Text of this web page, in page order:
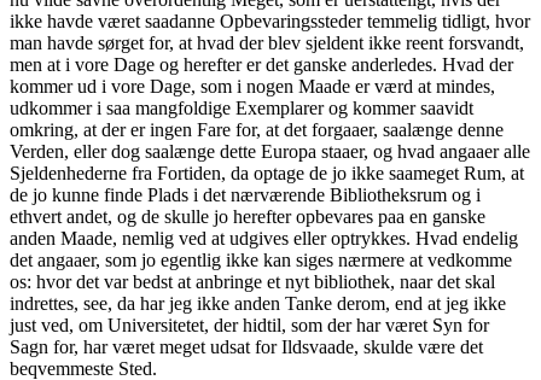
ikke havde været saadanne Opbevaringssteder temmelig tidligt, hvor
man havde sørget for, at hvad der blev sjeldent ikke reent forsvandt,
men at i vore Dage og herefter er det ganske anderledes. Hvad der
kommer ud i vore Dage, som i nogen Maade er værd at mindes,
udkommer i saa mangfoldige Exemplarer og kommer saavidt
omkring, at der er ingen Fare for, at det forgaaer, saalænge denne
Verden, eller dog saalænge dette Europa staaer, og hvad angaaer alle
Sjeldenhederne fra Fortiden, da optage de jo ikke saameget Rum, at
de jo kunne finde Plads i det nærværende Bibliotheksrum og i
ethvert andet, og de skulle jo herefter opbevares paa en ganske
anden Maade, nemlig ved at udgives eller optrykkes. Hvad endelig
det angaaer, som jo egentlig ikke kan siges nærmere at vedkomme
os: hvor det var bedst at anbringe et nyt bibliothek, naar det skal
indrettes, see, da har jeg ikke anden Tanke derom, end at jeg ikke
just ved, om Universitetet, der hidtil, som der har været Syn for
Sagn for, har været meget udsat for Ildsvaade, skulde være det
beqvemmeste Sted.